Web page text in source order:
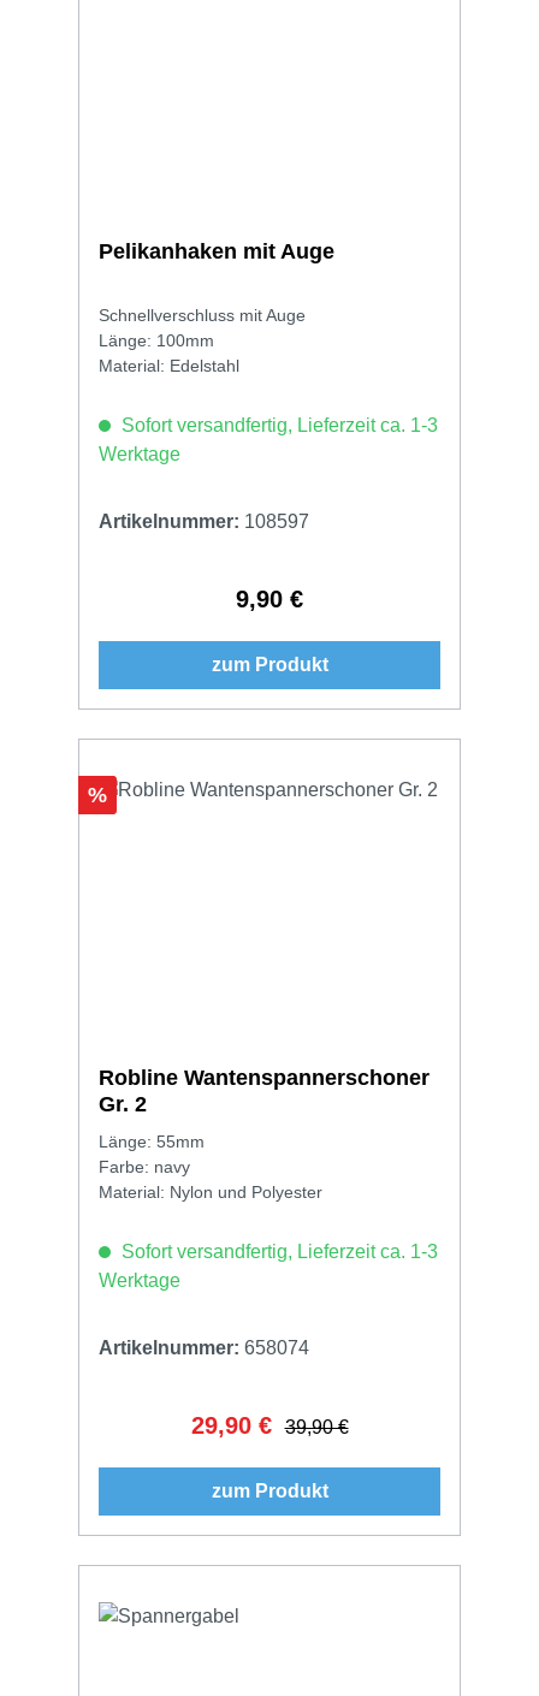
Pelikanhaken mit Auge
Schnellverschluss mit Auge
Länge: 100mm
Material: Edelstahl
Sofort versandfertig, Lieferzeit ca. 1-3
Werktage
Artikelnummer: 108597
Regulärer Preis:
9,90 €
zum Produkt
Rabatt
%
Robline Wantenspannerschoner
Gr. 2
Länge: 55mm
Farbe: navy
Material: Nylon und Polyester
Sofort versandfertig, Lieferzeit ca. 1-3
Werktage
Artikelnummer: 658074
Verkaufspreis:
29,90 € Regulärer Preis:
39,90 €
zum Produkt